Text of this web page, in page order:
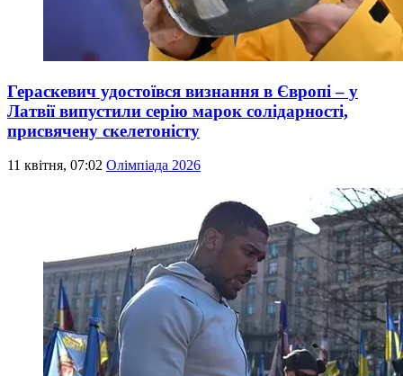
Гераскевич удостоївся визнання в Європі – у
Латвії випустили серію марок солідарності,
присвячену скелетоністу
11 квітня, 07:02 Олімпіада 2026